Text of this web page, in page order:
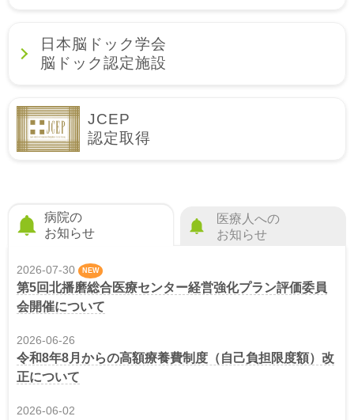
日本脳ドック学会
脳ドック認定施設
JCEP
認定取得
病院の
お知らせ
医療人への
お知らせ
2026-07-30 NEW
第5回北播磨総合医療センター経営強化プラン評価委員
会開催について
2026-06-26
令和8年8月からの高額療養費制度（自己負担限度額）改
正について
2026-06-02